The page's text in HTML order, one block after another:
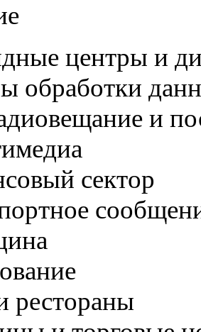
центры и
обработки
и
сектор
рестораны